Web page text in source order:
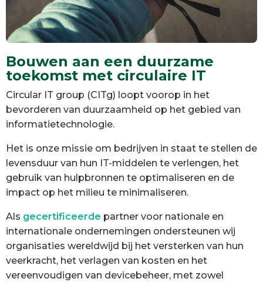
Bouwen aan een duurzame
toekomst met circulaire IT
Circular IT group (CITg) loopt voorop in het
bevorderen van duurzaamheid op het gebied van
informatietechnologie.
Het is onze missie om bedrijven in staat te stellen de
levensduur van hun IT-middelen te verlengen, het
gebruik van hulpbronnen te optimaliseren en de
impact op het milieu te minimaliseren.
Als gecertificeerde partner voor nationale en
internationale ondernemingen ondersteunen wij
organisaties wereldwijd bij het versterken van hun
veerkracht, het verlagen van kosten en het
vereenvoudigen van devicebeheer, met zowel